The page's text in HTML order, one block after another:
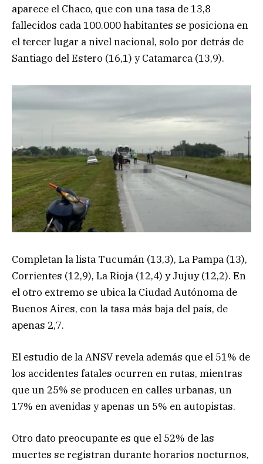
aparece el Chaco, que con una tasa de 13,8
fallecidos cada 100.000 habitantes se posiciona en
el tercer lugar a nivel nacional, solo por detrás de
Santiago del Estero (16,1) y Catamarca (13,9).
Completan la lista Tucumán (13,3), La Pampa (13),
Corrientes (12,9), La Rioja (12,4) y Jujuy (12,2). En
el otro extremo se ubica la Ciudad Autónoma de
Buenos Aires, con la tasa más baja del país, de
apenas 2,7.
El estudio de la ANSV revela además que el 51% de
los accidentes fatales ocurren en rutas, mientras
que un 25% se producen en calles urbanas, un
17% en avenidas y apenas un 5% en autopistas.
Otro dato preocupante es que el 52% de las
muertes se registran durante horarios nocturnos,